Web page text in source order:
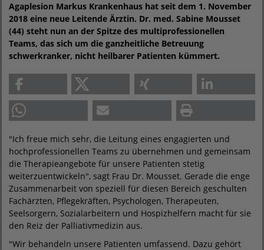
Agaplesion Markus Krankenhaus hat seit dem 1. November
2018 eine neue Leitende Ärztin. Dr. med. Sabine Mousset
(44) steht nun an der Spitze des multiprofessionellen
Teams, das sich um die ganzheitliche Betreuung
schwerkranker, nicht heilbarer Patienten kümmert.
"Ich freue mich sehr, die Leitung eines engagierten und
hochprofessionellen Teams zu übernehmen und gemeinsam
die Therapieangebote für unsere Patienten stetig
weiterzuentwickeln", sagt Frau Dr. Mousset. Gerade die enge
Zusammenarbeit von speziell für diesen Bereich geschulten
Fachärzten, Pflegekräften, Psychologen, Therapeuten,
Seelsorgern, Sozialarbeitern und Hospizhelfern macht für sie
den Reiz der Palliativmedizin aus.
"Wir behandeln unsere Patienten umfassend. Dazu gehört